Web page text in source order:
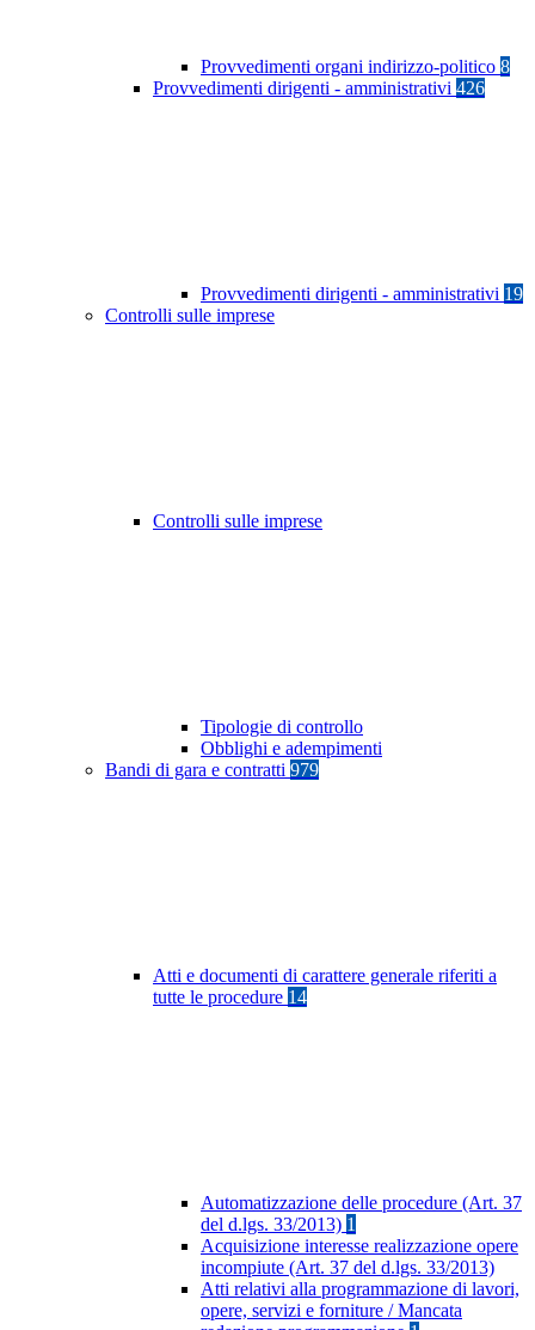
Provvedimenti organi indirizzo-politico 8
Provvedimenti dirigenti - amministrativi 426
Provvedimenti dirigenti - amministrativi 19
Controlli sulle imprese
Controlli sulle imprese
Tipologie di controllo
Obblighi e adempimenti
Bandi di gara e contratti 979
Atti e documenti di carattere generale riferiti a
tutte le procedure 14
Automatizzazione delle procedure (Art. 37
del d.lgs. 33/2013) 1
Acquisizione interesse realizzazione opere
incompiute (Art. 37 del d.lgs. 33/2013)
Atti relativi alla programmazione di lavori,
opere, servizi e forniture / Mancata